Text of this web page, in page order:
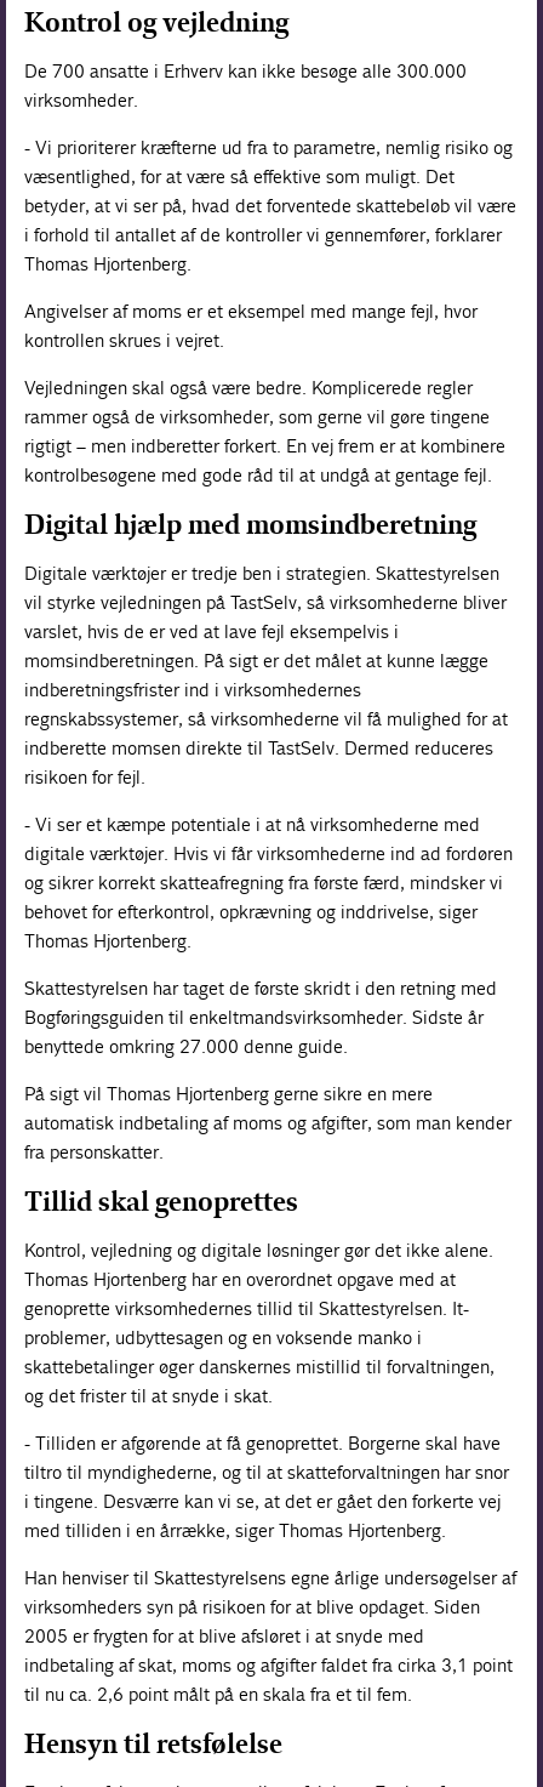
Kontrol og vejledning
De 700 ansatte i Erhverv kan ikke besøge alle 300.000
virksomheder.
- Vi prioriterer kræfterne ud fra to parametre, nemlig risiko og
væsentlighed, for at være så effektive som muligt. Det
betyder, at vi ser på, hvad det forventede skattebeløb vil være
i forhold til antallet af de kontroller vi gennemfører, forklarer
Thomas Hjortenberg.
Angivelser af moms er et eksempel med mange fejl, hvor
kontrollen skrues i vejret.
Vejledningen skal også være bedre. Komplicerede regler
rammer også de virksomheder, som gerne vil gøre tingene
rigtigt – men indberetter forkert. En vej frem er at kombinere
kontrolbesøgene med gode råd til at undgå at gentage fejl.
Digital hjælp med momsindberetning
Digitale værktøjer er tredje ben i strategien. Skattestyrelsen
vil styrke vejledningen på TastSelv, så virksomhederne bliver
varslet, hvis de er ved at lave fejl eksempelvis i
momsindberetningen. På sigt er det målet at kunne lægge
indberetningsfrister ind i virksomhedernes
regnskabssystemer, så virksomhederne vil få mulighed for at
indberette momsen direkte til TastSelv. Dermed reduceres
risikoen for fejl.
- Vi ser et kæmpe potentiale i at nå virksomhederne med
digitale værktøjer. Hvis vi får virksomhederne ind ad fordøren
og sikrer korrekt skatteafregning fra første færd, mindsker vi
behovet for efterkontrol, opkrævning og inddrivelse, siger
Thomas Hjortenberg.
Skattestyrelsen har taget de første skridt i den retning med
Bogføringsguiden til enkeltmandsvirksomheder. Sidste år
benyttede omkring 27.000 denne guide.
På sigt vil Thomas Hjortenberg gerne sikre en mere
automatisk indbetaling af moms og afgifter, som man kender
fra personskatter.
Tillid skal genoprettes
Kontrol, vejledning og digitale løsninger gør det ikke alene.
Thomas Hjortenberg har en overordnet opgave med at
genoprette virksomhedernes tillid til Skattestyrelsen. It-
problemer, udbyttesagen og en voksende manko i
skattebetalinger øger danskernes mistillid til forvaltningen,
og det frister til at snyde i skat.
- Tilliden er afgørende at få genoprettet. Borgerne skal have
tiltro til myndighederne, og til at skatteforvaltningen har snor
i tingene. Desværre kan vi se, at det er gået den forkerte vej
med tilliden i en årrække, siger Thomas Hjortenberg.
Han henviser til Skattestyrelsens egne årlige undersøgelser af
virksomheders syn på risikoen for at blive opdaget. Siden
2005 er frygten for at blive afsløret i at snyde med
indbetaling af skat, moms og afgifter faldet fra cirka 3,1 point
til nu ca. 2,6 point målt på en skala fra et til fem.
Hensyn til retsfølelse